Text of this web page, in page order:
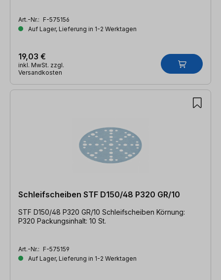
Art.-Nr.: F-575156
Auf Lager, Lieferung in 1-2 Werktagen
19,03 €
inkl. MwSt. zzgl.
Versandkosten
Schleifscheiben STF D150/48 P320 GR/10
STF D150/48 P320 GR/10 Schleifscheiben Körnung:
P320 Packungsinhalt: 10 St.
Art.-Nr.: F-575159
Auf Lager, Lieferung in 1-2 Werktagen